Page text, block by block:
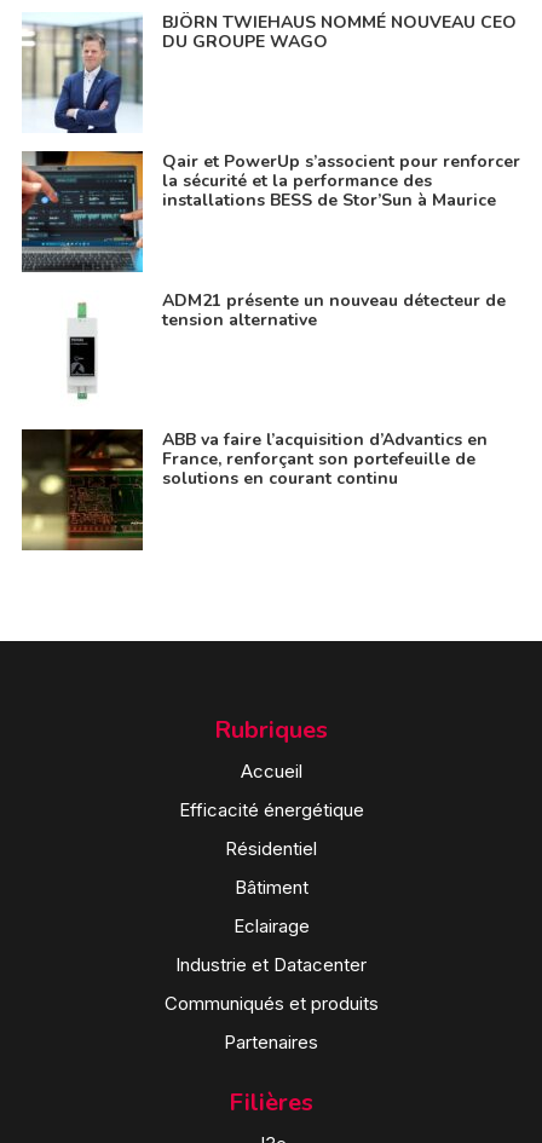
BJÖRN TWIEHAUS NOMMÉ NOUVEAU CEO
DU GROUPE WAGO
Qair et PowerUp s’associent pour renforcer
la sécurité et la performance des
installations BESS de Stor’Sun à Maurice
ADM21 présente un nouveau détecteur de
tension alternative
ABB va faire l’acquisition d’Advantics en
France, renforçant son portefeuille de
solutions en courant continu
Rubriques
Accueil
Efficacité énergétique
Résidentiel
Bâtiment
Eclairage
Industrie et Datacenter
Communiqués et produits
Partenaires
Filières